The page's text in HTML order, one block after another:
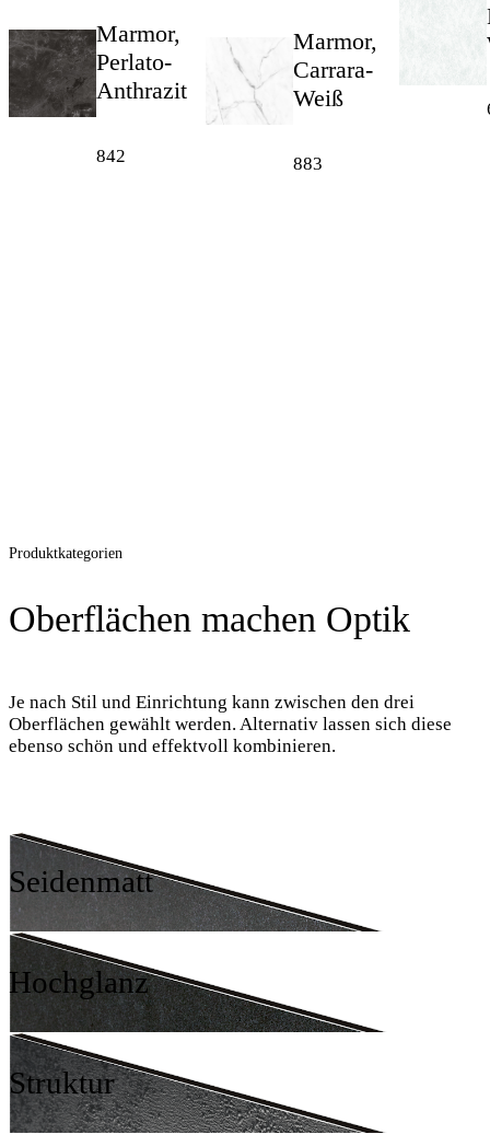
Marmor,
Perlato-
Anthrazit
842
Marmor,
Carrara-
Weiß
883
Produktkategorien
Oberflächen machen Optik
Je nach Stil und Einrichtung kann zwischen den drei
Oberflächen gewählt werden. Alternativ lassen sich diese
ebenso schön und effektvoll kombinieren.
Seidenmatt
Hochglanz
Struktur